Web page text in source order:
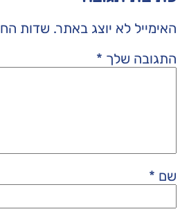
האימייל לא יוצג באתר. שדות
התגובה שלך *
שם *